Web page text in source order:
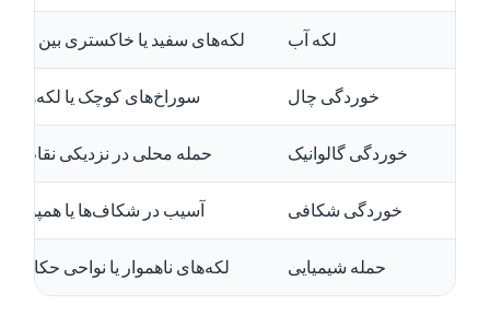
لکه آب لکه‌های سفید یا خاکستری بین
خوردگی چال سوراخ‌های کوچک یا لکه‌های
خوردگی گالوانیک حمله محلی در نزدیکی نقاط
خوردگی شکافی آسیب در شکاف‌ها یا
حمله شیمیایی لکه‌های ناهموار یا نواحی حکاکی